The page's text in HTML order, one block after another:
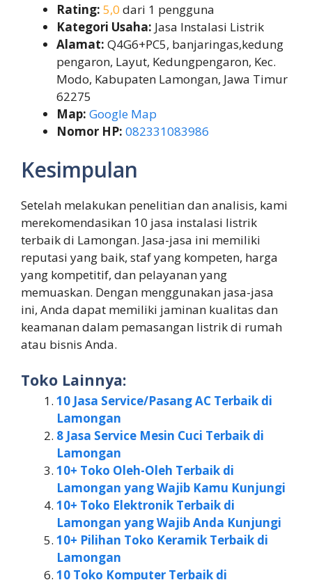
Rating: 5,0 dari 1 pengguna
Kategori Usaha: Jasa Instalasi Listrik
Alamat: Q4G6+PC5, banjaringas,kedung
pengaron, Layut, Kedungpengaron, Kec.
Modo, Kabupaten Lamongan, Jawa Timur
62275
Map: Google Map
Nomor HP: 082331083986
Kesimpulan
Setelah melakukan penelitian dan analisis, kami
merekomendasikan 10 jasa instalasi listrik
terbaik di Lamongan. Jasa-jasa ini memiliki
reputasi yang baik, staf yang kompeten, harga
yang kompetitif, dan pelayanan yang
memuaskan. Dengan menggunakan jasa-jasa
ini, Anda dapat memiliki jaminan kualitas dan
keamanan dalam pemasangan listrik di rumah
atau bisnis Anda.
Toko Lainnya:
10 Jasa Service/Pasang AC Terbaik di
Lamongan
8 Jasa Service Mesin Cuci Terbaik di
Lamongan
10+ Toko Oleh-Oleh Terbaik di
Lamongan yang Wajib Kamu Kunjungi
10+ Toko Elektronik Terbaik di
Lamongan yang Wajib Anda Kunjungi
10+ Pilihan Toko Keramik Terbaik di
Lamongan
10 Toko Komputer Terbaik di